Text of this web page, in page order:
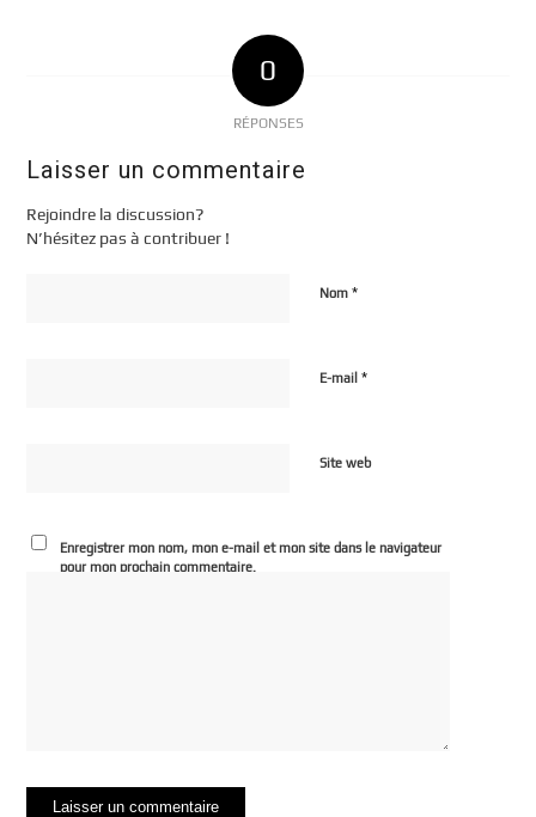
0
RÉPONSES
Laisser un commentaire
Rejoindre la discussion?
N’hésitez pas à contribuer !
Nom*
E-mail*
Site web
Enregistrer mon nom, mon e-mail et mon site dans le navigateur
pour mon prochain commentaire.